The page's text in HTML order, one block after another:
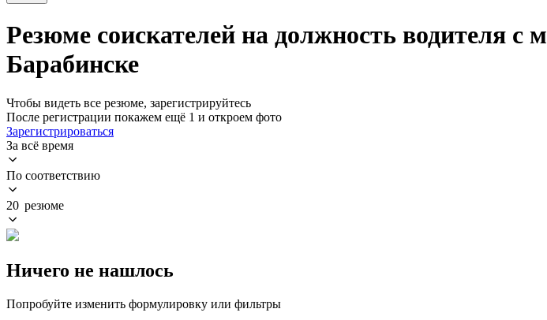
Резюме соискателей на должность водителя с
Барабинске
Чтобы видеть все резюме, зарегистрируйтесь
После регистрации покажем ещё 1 и откроем фото
Зарегистрироваться
За всё время
По соответствию
20 резюме
Ничего не нашлось
Попробуйте изменить формулировку или фильтры